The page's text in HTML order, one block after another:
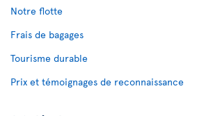
Notre flotte
Frais de bagages
Tourisme durable
Prix et témoignages de reconnaissance